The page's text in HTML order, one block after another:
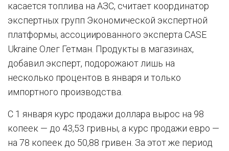
касается топлива на АЗС, считает координатор
экспертных групп Экономической экспертной
платформы, ассоциированного эксперта CASE
Ukraine Олег Гетман. Продукты в магазинах,
добавил эксперт, подорожают лишь на
несколько процентов в января и только
импортного производства.
С 1 января курс продажи доллара вырос на 98
копеек — до 43,53 гривны, а курс продажи евро —
на 78 копеек до 50,88 гривен. За этот же период